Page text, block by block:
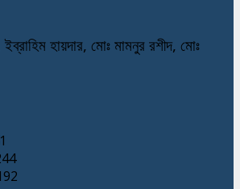
হায়দার, মোঃ মামনুর রশীদ, মোঃ